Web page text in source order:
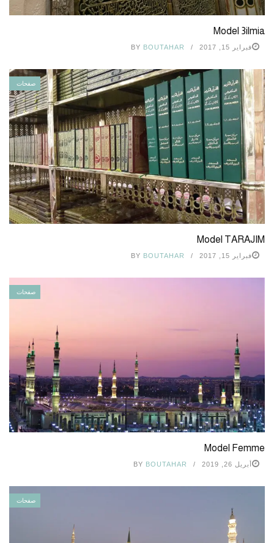
Model 3ilmia
فبراير 15, 2017 BY BOUTAHAR
صفحات
Model TARAJIM
فبراير 15, 2017 BY BOUTAHAR
صفحات
Model Femme
أبريل 26, 2019 BY BOUTAHAR
صفحات